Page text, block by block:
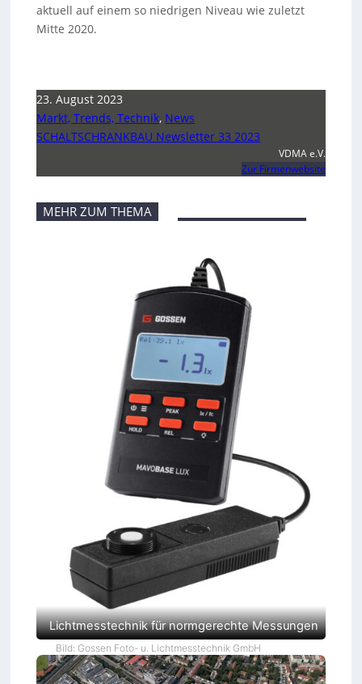
aktuell auf einem so niedrigen Niveau wie zuletzt
Mitte 2020.
23. August 2023
Markt, Trends, Technik, News
SCHALTSCHRANKBAU Newsletter 33 2023
VDMA e.V.
Zur Firmenwebsite
MEHR ZUM THEMA
Lichtmesstechnik für normgerechte Messungen
Bild: Gossen Foto- u. Lichtmesstechnik GmbH